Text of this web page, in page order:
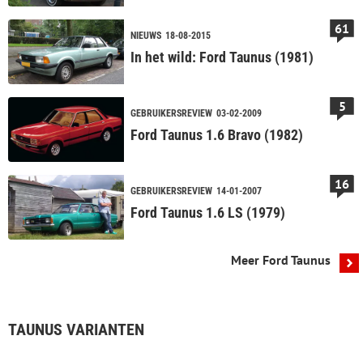
NIEUWS 18-08-2015
In het wild: Ford Taunus (1981)
61
GEBRUIKERSREVIEW 03-02-2009
Ford Taunus 1.6 Bravo (1982)
5
GEBRUIKERSREVIEW 14-01-2007
Ford Taunus 1.6 LS (1979)
16
Meer Ford Taunus
TAUNUS VARIANTEN